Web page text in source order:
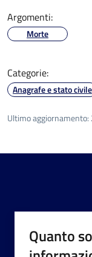
Argomenti:
Morte
Categorie:
Anagrafe e stato civile
Ultimo aggiornamento:
Quanto